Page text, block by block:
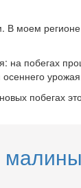
регионе
побегах
побегах